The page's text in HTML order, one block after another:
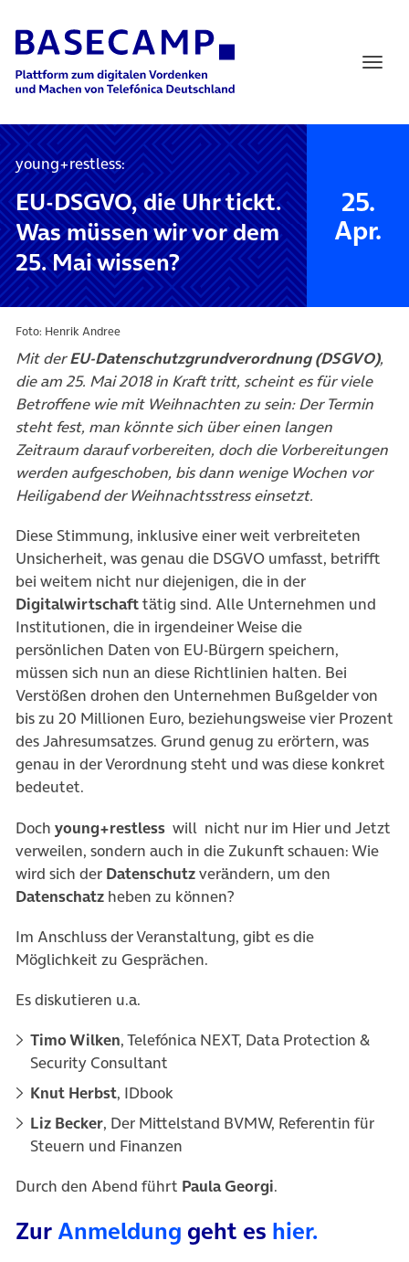
Main Navigation
young+restless:
EU-DSGVO, die Uhr tickt.
Was müssen wir vor dem
25. Mai wissen?
25.
Apr.
Foto: Henrik Andree
Mit derEU-Datenschutzgrundverordnung (DSGVO),
die am 25. Mai 2018 in Kraft tritt, scheint es für viele
Betroffene wie mit Weihnachten zu sein: Der Termin
steht fest, man könnte sich über einen langen
Zeitraum darauf vorbereiten, doch die Vorbereitungen
werden aufgeschoben, bis dann wenige Wochen vor
Heiligabend der Weihnachtsstress einsetzt.
Diese Stimmung, inklusive einer weit verbreiteten
Unsicherheit, was genau die DSGVO umfasst, betrifft
bei weitem nicht nur diejenigen, die in der
Digitalwirtschafttätig sind. Alle Unternehmen und
Institutionen, die in irgendeiner Weise die
persönlichen Daten von EU-Bürgern speichern,
müssen sich nun an diese Richtlinien halten. Bei
Verstößen drohen den Unternehmen Bußgelder von
bis zu 20 Millionen Euro, beziehungsweise vier Prozent
des Jahresumsatzes. Grund genug zu erörtern, was
genau in der Verordnung steht und was diese konkret
bedeutet.
Doch young+restless will nicht nur im Hier und Jetzt
verweilen, sondern auch in die Zukunft schauen: Wie
wird sich der Datenschutzverändern, um den
Datenschatz heben zu können?
Im Anschluss der Veranstaltung, gibt es die
Möglichkeit zu Gesprächen.
Es diskutieren u.a.
Timo Wilken, Telefónica NEXT, Data Protection &
Security Consultant
Knut Herbst, IDbook
Liz Becker, Der Mittelstand BVMW, Referentin für
Steuern und Finanzen
Durch den Abend führt Paula Georgi.
ZurAnmeldunggeht es hier.